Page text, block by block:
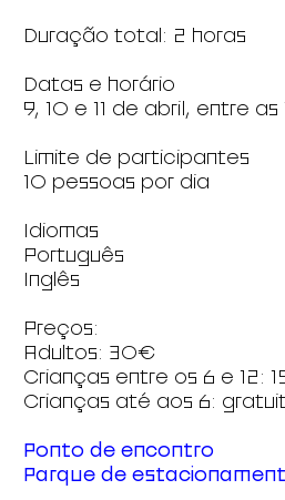
Duração total: 2 horas
Datas e horário
9, 10 e 11 de abril, entre
Limite de participantes
10 pessoas por dia
Idiomas
Português
Inglês
Preços:
Adultos: 30€
Crianças entre os 6 e 12:
Crianças até aos 6:
Ponto de encontro
Parque de